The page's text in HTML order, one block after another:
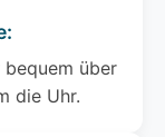
über
die Uhr.